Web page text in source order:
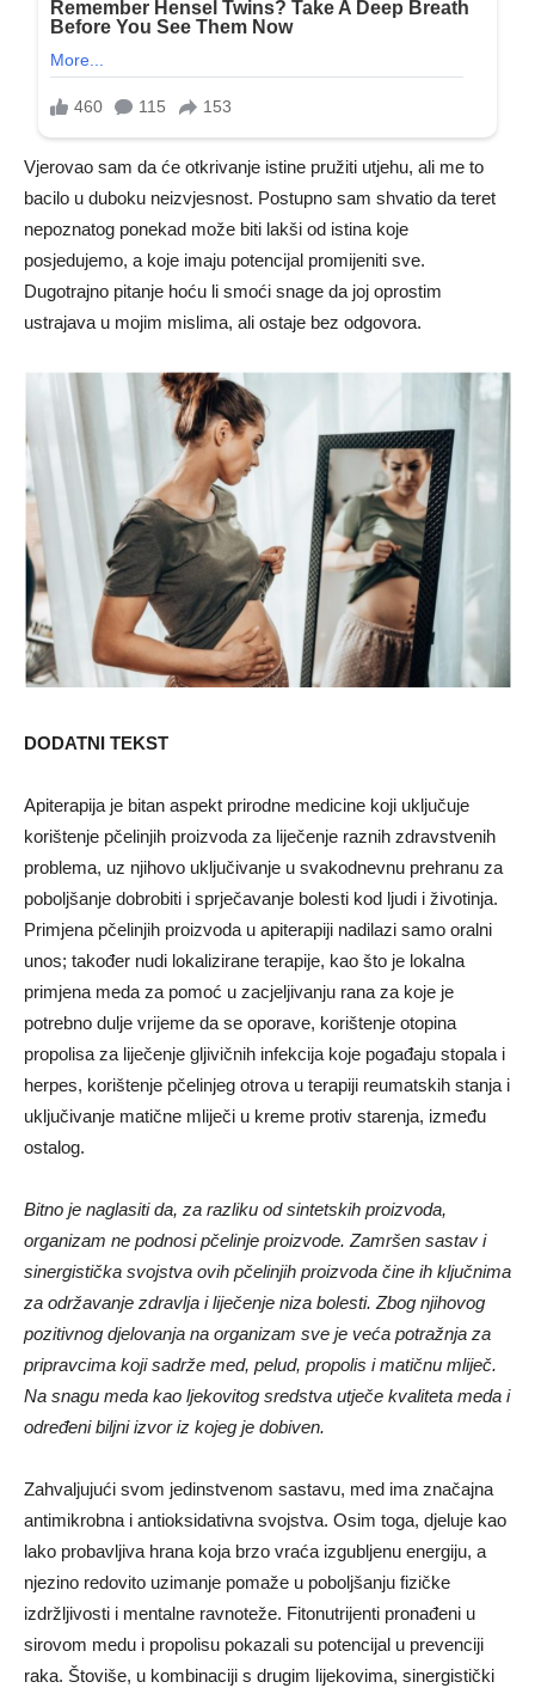
Vjerovao sam da će otkrivanje istine pružiti utjehu, ali me to
bacilo u duboku neizvjesnost. Postupno sam shvatio da teret
nepoznatog ponekad može biti lakši od istina koje
posjedujemo, a koje imaju potencijal promijeniti sve.
Dugotrajno pitanje hoću li smoći snage da joj oprostim
ustrajava u mojim mislima, ali ostaje bez odgovora.
DODATNI TEKST
Apiterapija je bitan aspekt prirodne medicine koji uključuje
korištenje pčelinjih proizvoda za liječenje raznih zdravstvenih
problema, uz njihovo uključivanje u svakodnevnu prehranu za
poboljšanje dobrobiti i sprječavanje bolesti kod ljudi i životinja.
Primjena pčelinjih proizvoda u apiterapiji nadilazi samo oralni
unos; također nudi lokalizirane terapije, kao što je lokalna
primjena meda za pomoć u zacjeljivanju rana za koje je
potrebno dulje vrijeme da se oporave, korištenje otopina
propolisa za liječenje gljivičnih infekcija koje pogađaju stopala i
herpes, korištenje pčelinjeg otrova u terapiji reumatskih stanja i
uključivanje matične mliječi u kreme protiv starenja, između
ostalog.
Bitno je naglasiti da, za razliku od sintetskih proizvoda,
organizam ne podnosi pčelinje proizvode. Zamršen sastav i
sinergistička svojstva ovih pčelinjih proizvoda čine ih ključnima
za održavanje zdravlja i liječenje niza bolesti. Zbog njihovog
pozitivnog djelovanja na organizam sve je veća potražnja za
pripravcima koji sadrže med, pelud, propolis i matičnu mliječ.
Na snagu meda kao ljekovitog sredstva utječe kvaliteta meda i
određeni biljni izvor iz kojeg je dobiven.
Zahvaljujući svom jedinstvenom sastavu, med ima značajna
antimikrobna i antioksidativna svojstva. Osim toga, djeluje kao
lako probavljiva hrana koja brzo vraća izgubljenu energiju, a
njezino redovito uzimanje pomaže u poboljšanju fizičke
izdržljivosti i mentalne ravnoteže. Fitonutrijenti pronađeni u
sirovom medu i propolisu pokazali su potencijal u prevenciji
raka. Štoviše, u kombinaciji s drugim lijekovima, sinergistički